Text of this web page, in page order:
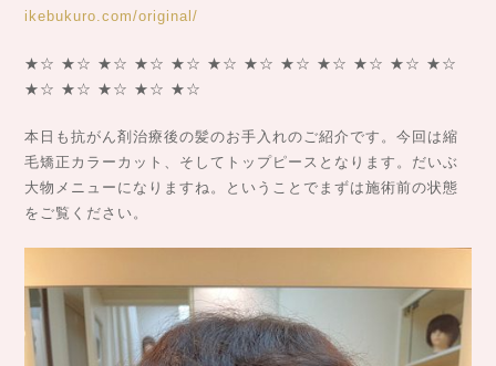
ikebukuro.com/original/
★☆ ★☆ ★☆ ★☆ ★☆ ★☆ ★☆ ★☆ ★☆ ★☆ ★☆ ★☆
★☆ ★☆ ★☆ ★☆ ★☆
本日も抗がん剤治療後の髪のお手入れのご紹介です。今回は縮
毛矯正カラーカット、そしてトップピースとなります。だいぶ
大物メニューになりますね。ということでまずは施術前の状態
をご覧ください。